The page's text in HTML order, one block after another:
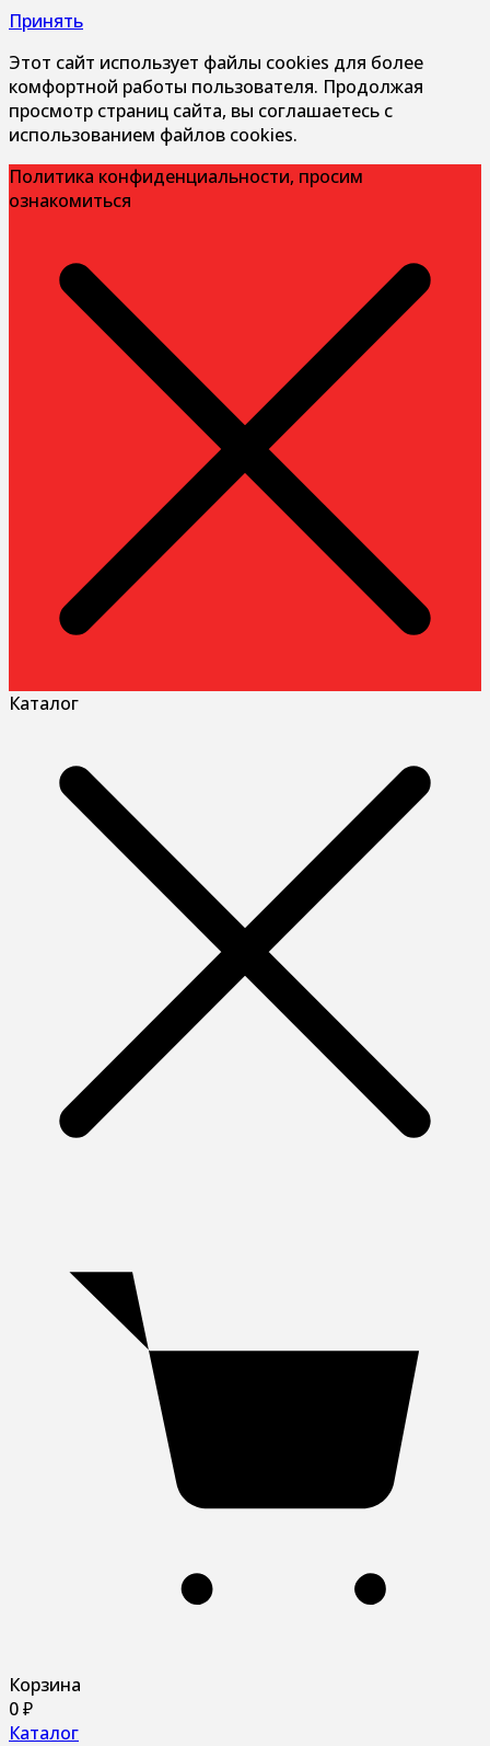
Принять
Этот сайт использует файлы cookies для более
комфортной работы пользователя. Продолжая
просмотр страниц сайта, вы соглашаетесь с
использованием файлов cookies.
Политика конфиденциальности, просим
ознакомиться
Каталог
Корзина
0₽
Каталог